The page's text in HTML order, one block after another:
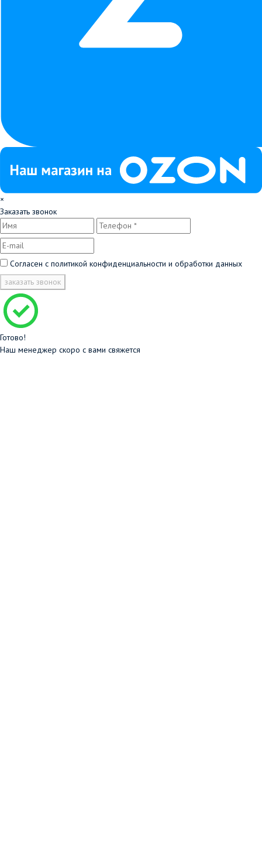
×
Заказать звонок
Согласен с политикой конфиденциальности и обработки данных
заказать звонок
Готово!
Наш менеджер скоро с вами свяжется